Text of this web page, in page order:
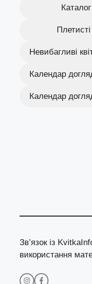
Каталог
Невибагливі
Календар
Календар
Зв’язок із
використання